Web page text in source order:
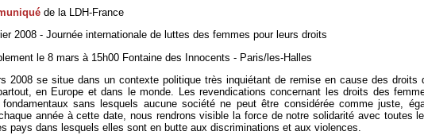
de la LDH-France
2008 - Journée internationale de luttes des femmes pour leurs droits
le 8 mars à 15h00 Fontaine des Innocents - Paris/les-Halles
2008 se situe dans un contexte politique très inquiétant de remise en cause des droits
en Europe et dans le monde. Les revendications concernant les droits des
fondamentaux sans lesquels aucune société ne peut être considérée comme juste,
année à cette date, nous rendrons visible la force de notre solidarité avec toutes
pays dans lesquels elles sont en butte aux discriminations et aux violences.